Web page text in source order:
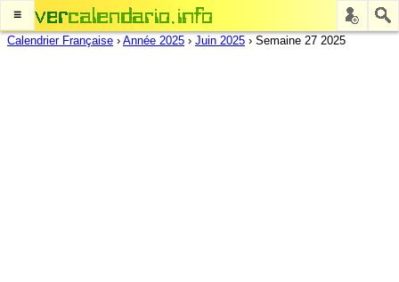
≡
Calendrier Française › Année 2025 › Juin 2025 › Semaine 27 2025